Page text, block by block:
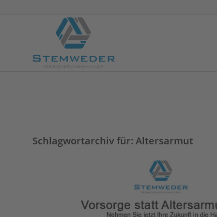
Schlagwortarchiv für: Altersarmut